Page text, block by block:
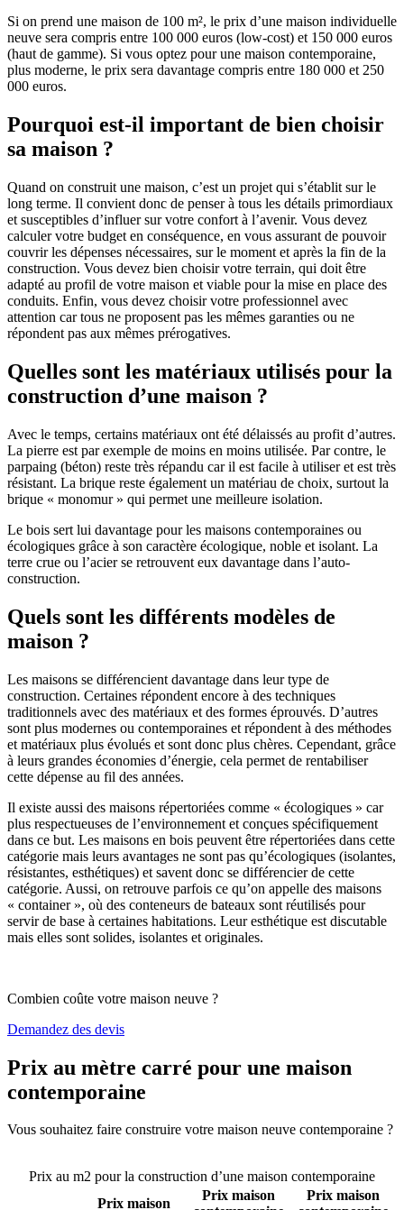
Si on prend une maison de 100 m², le prix d’une maison individuelle
neuve sera compris entre 100 000 euros (low-cost) et 150 000 euros
(haut de gamme). Si vous optez pour une maison contemporaine,
plus moderne, le prix sera davantage compris entre 180 000 et 250
000 euros.
Pourquoi est-il important de bien choisir
sa maison ?
Quand on construit une maison, c’est un projet qui s’établit sur le
long terme. Il convient donc de penser à tous les détails primordiaux
et susceptibles d’influer sur votre confort à l’avenir. Vous devez
calculer votre budget en conséquence, en vous assurant de pouvoir
couvrir les dépenses nécessaires, sur le moment et après la fin de la
construction. Vous devez bien choisir votre terrain, qui doit être
adapté au profil de votre maison et viable pour la mise en place des
conduits. Enfin, vous devez choisir votre professionnel avec
attention car tous ne proposent pas les mêmes garanties ou ne
répondent pas aux mêmes prérogatives.
Quelles sont les matériaux utilisés pour la
construction d’une maison ?
Avec le temps, certains matériaux ont été délaissés au profit d’autres.
La pierre est par exemple de moins en moins utilisée. Par contre, le
parpaing (béton) reste très répandu car il est facile à utiliser et est très
résistant. La brique reste également un matériau de choix, surtout la
brique « monomur » qui permet une meilleure isolation.
Le bois sert lui davantage pour les maisons contemporaines ou
écologiques grâce à son caractère écologique, noble et isolant. La
terre crue ou l’acier se retrouvent eux davantage dans l’auto-
construction.
Quels sont les différents modèles de
maison ?
Les maisons se différencient davantage dans leur type de
construction. Certaines répondent encore à des techniques
traditionnels avec des matériaux et des formes éprouvés. D’autres
sont plus modernes ou contemporaines et répondent à des méthodes
et matériaux plus évolués et sont donc plus chères. Cependant, grâce
à leurs grandes économies d’énergie, cela permet de rentabiliser
cette dépense au fil des années.
Il existe aussi des maisons répertoriées comme « écologiques » car
plus respectueuses de l’environnement et conçues spécifiquement
dans ce but. Les maisons en bois peuvent être répertoriées dans cette
catégorie mais leurs avantages ne sont pas qu’écologiques (isolantes,
résistantes, esthétiques) et savent donc se différencier de cette
catégorie. Aussi, on retrouve parfois ce qu’on appelle des maisons
« container », où des conteneurs de bateaux sont réutilisés pour
servir de base à certaines habitations. Leur esthétique est discutable
mais elles sont solides, isolantes et originales.
Combien coûte votre maison neuve ?
Demandez des devis
Prix au mètre carré pour une maison
contemporaine
Vous souhaitez faire construire votre maison neuve contemporaine ?
Prix au m2 pour la construction d’une maison contemporaine
Prix maison
Prix maison
Prix maison